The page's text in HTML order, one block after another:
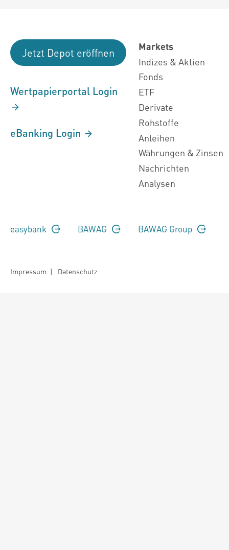
Jetzt Depot eröffnen
Wertpapierportal Login
eBanking Login
Markets
Indizes & Aktien
Fonds
ETF
Derivate
Rohstoffe
Anleihen
Währungen & Zinsen
Nachrichten
Analysen
easybank BAWAG BAWAG Group
Impressum | Datenschutz